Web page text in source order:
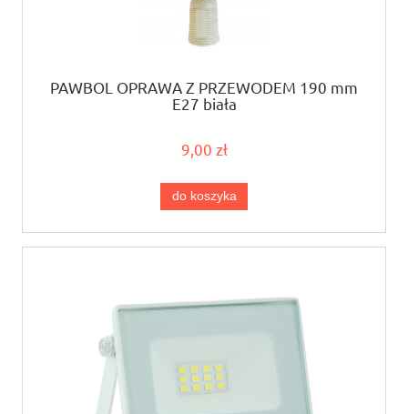
PAWBOL OPRAWA Z PRZEWODEM 190 mm
E27 biała
9,00 zł
do koszyka